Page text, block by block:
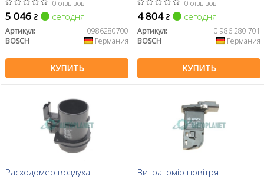
0 отзывов
5 046 ₴ сегодня
Артикул:
0986280700
BOSCH
Германия
КУПИТЬ
0 отзывов
4 804₴ сегодня
Артикул:
0 986 280 701
BOSCH
Германия
КУПИТЬ
Расходомер воздуха Витратомір повітря